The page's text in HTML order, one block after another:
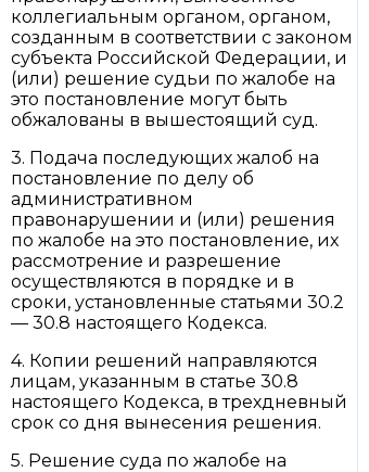
коллегиальным органом, органом,
созданным в соответствии с законом
субъекта Российской Федерации, и
(или) решение судьи по жалобе на
это постановление могут быть
обжалованы в вышестоящий суд.
3. Подача последующих жалоб на
постановление по делу об
административном
правонарушении и (или) решения
по жалобе на это постановление, их
рассмотрение и разрешение
осуществляются в порядке и в
сроки, установленные статьями 30.2
— 30.8 настоящего Кодекса.
4. Копии решений направляются
лицам, указанным в статье 30.8
настоящего Кодекса, в трехдневный
срок со дня вынесения решения.
5. Решение суда по жалобе на